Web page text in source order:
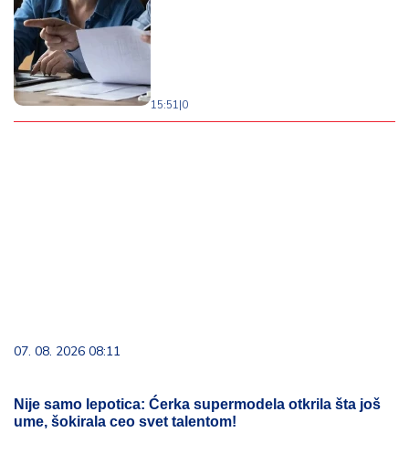
15:51|0
07. 08. 2026 08:11
Nije samo lepotica: Ćerka supermodela otkrila šta još
ume, šokirala ceo svet talentom!